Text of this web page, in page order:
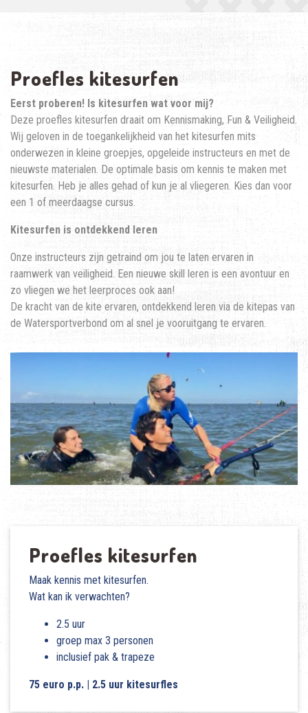
Proefles kitesurfen
Eerst proberen! Is kitesurfen wat voor mij?
Deze proefles kitesurfen draait om Kennismaking, Fun & Veiligheid.
Wij geloven in de toegankelijkheid van het kitesurfen mits
onderwezen in kleine groepjes, opgeleide instructeurs en met de
nieuwste materialen. De optimale basis om kennis te maken met
kitesurfen. Heb je alles gehad of kun je al vliegeren. Kies dan voor
een 1 of meerdaagse cursus.
Kitesurfen is ontdekkend leren
Onze instructeurs zijn getraind om jou te laten ervaren in
raamwerk van veiligheid. Een nieuwe skill leren is een avontuur en
zo vliegen we het leerproces ook aan!
De kracht van de kite ervaren, ontdekkend leren via de kitepas van
de Watersportverbond om al snel je vooruitgang te ervaren.
Proefles kitesurfen
Maak kennis met kitesurfen.
Wat kan ik verwachten?
2.5 uur
groep max 3 personen
inclusief pak & trapeze
75 euro p.p. | 2.5 uur kitesurfles